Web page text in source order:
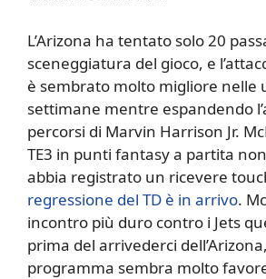
L’Arizona ha tentato solo 20
sceneggiatura del gioco, e
è sembrato molto migliore nelle
settimane mentre espandendo
percorsi di Marvin Harrison Jr.
TE3 in punti fantasy a partita
abbia registrato un ricevere
regressione del TD è in arrivo.
incontro più duro contro i Jets
prima del arrivederci
programma sembra molto